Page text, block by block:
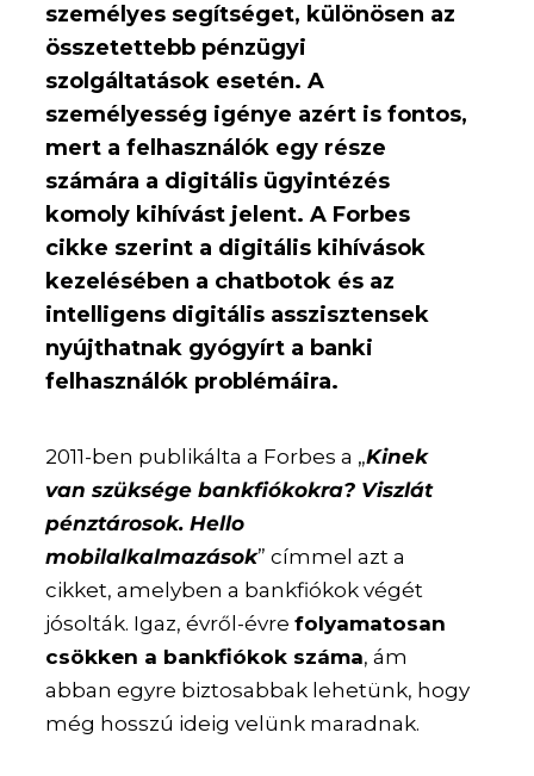
személyes segítséget, különösen az
összetettebb pénzügyi
szolgáltatások esetén. A
személyesség igénye azért is fontos,
mert a felhasználók egy része
számára a digitális ügyintézés
komoly kihívást jelent. A Forbes
cikke szerint a digitális kihívások
kezelésében a chatbotok és az
intelligens digitális asszisztensek
nyújthatnak gyógyírt a banki
felhasználók problémáira.
2011-ben publikálta a Forbes a „Kinek
van szüksége bankfiókokra? Viszlát
pénztárosok. Hello
mobilalkalmazások” címmel azt a
cikket, amelyben a bankfiókok végét
jósolták. Igaz, évről-évrefolyamatosan
csökken a bankfiókok száma, ám
abban egyre biztosabbak lehetünk, hogy
még hosszú ideig velünk maradnak.